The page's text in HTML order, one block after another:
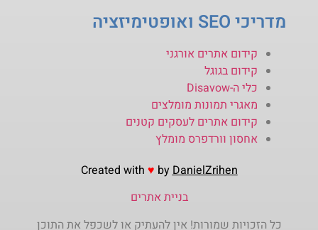
מדריכי SEO ואופטימיזציה
קידום אתרים אורגני
קידום בגוגל
כלי ה-Disavow
מאגרי תמונות מומלצים
קידום אתרים לעסקים קטנים
אחסון וורדפרס מומלץ
Created with ♥ by DanielZrihen
בניית אתרים
כל הזכויות שמורות! אין להעתיק או לשכפל את התוכן